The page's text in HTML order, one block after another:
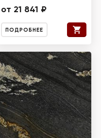
от 21 841 ₽
ПОДРОБНЕЕ